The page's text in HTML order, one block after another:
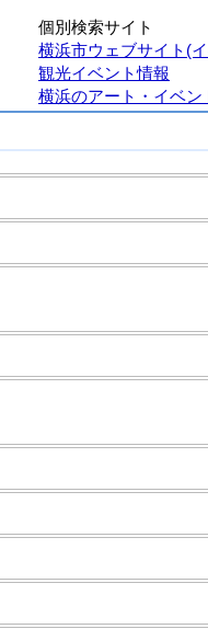
個別検索サイト
横浜市ウェブサイト(
観光イベント情報
横浜のアート・イベン